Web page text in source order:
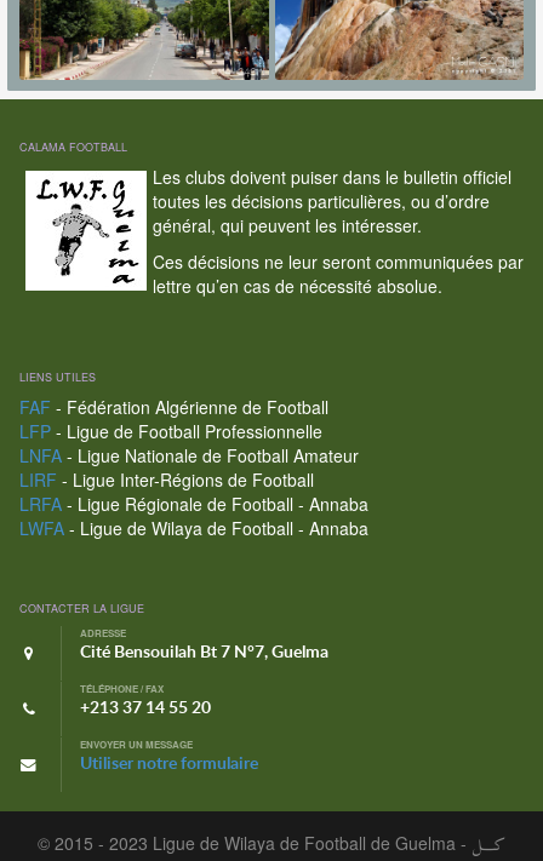
CALAMA FOOTBALL
Les clubs doivent puiser dans le bulletin officiel
toutes les décisions particulières, ou d’ordre
général, qui peuvent les intéresser.
Ces décisions ne leur seront communiquées par
lettre qu’en cas de nécessité absolue.
LIENS UTILES
FAF - Fédération Algérienne de Football
LFP- Ligue de Football Professionnelle
LNFA- Ligue Nationale de Football Amateur
LIRF - Ligue Inter-Régions de Football
LRFA- Ligue Régionale de Football - Annaba
LWFA- Ligue de Wilaya de Football - Annaba
CONTACTER LA LIGUE
ADRESSE
Cité Bensouilah Bt 7 N°7, Guelma
TÉLÉPHONE / FAX
+213 37 14 55 20
ENVOYER UN MESSAGE
Utiliser notre formulaire
© 2015 - 2023 Ligue de Wilaya de Football de Guelma - كـــل